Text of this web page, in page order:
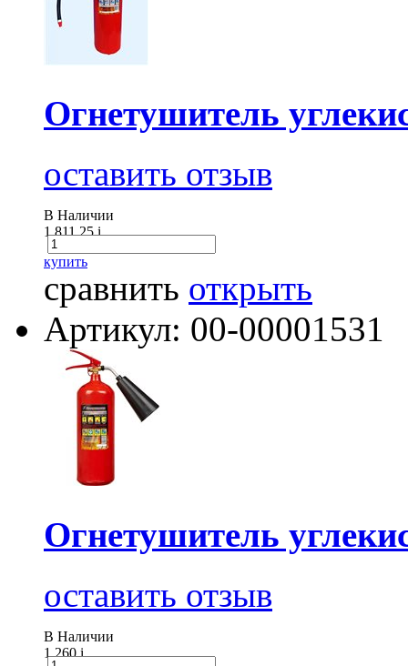
Огнетушитель
оставить отзыв
В Наличии
1 811.25i
купить
сравнить открыть
Артикул: 00-00001531
Огнетушитель
оставить отзыв
В Наличии
1 260i